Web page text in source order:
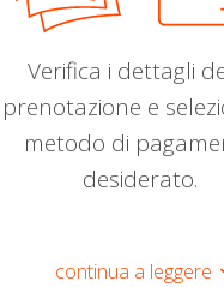
Verifica i dettagli
prenotazione e
metodo di
desiderato.
continua a leggere